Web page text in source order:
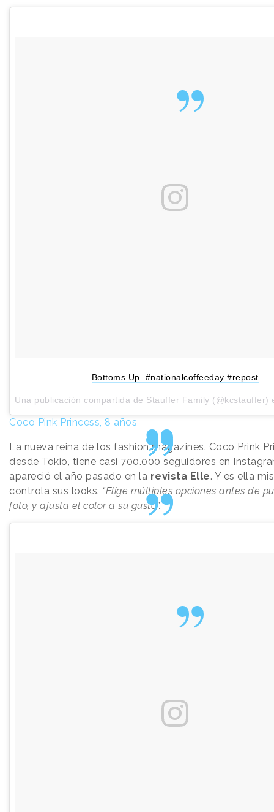
Bottoms Up #nationalcoffeeday #repost
Una publicación compartida de Stauffer Family (@kcstauffer)
Coco Pink Princess, 8 años
La nueva reina de los fashion magazines. Coco Prink
desde Tokio, tiene casi 700.000 seguidores en
apareció el año pasado en la revista Elle. Y es ella
controla sus looks. “Elige múltiples opciones antes de
foto, y ajusta el color a su gusto”.